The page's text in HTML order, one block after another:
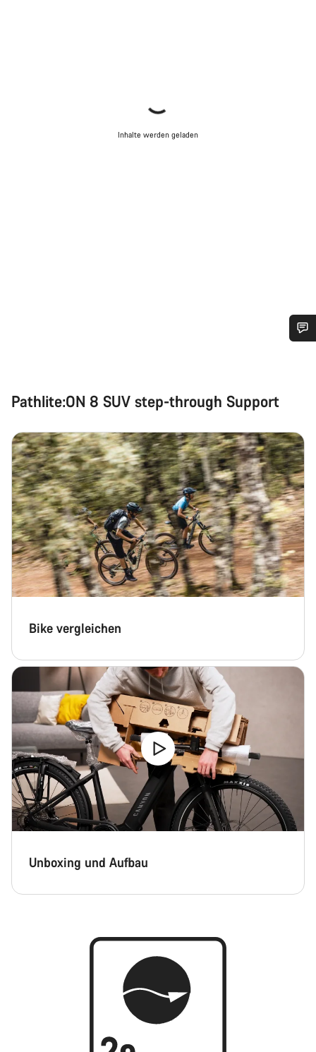
Inhalte werden geladen
Pathlite:ON 8 SUV step-through Support
Bike vergleichen
Unboxing und Aufbau
Unsere Experten stehen dir jetzt im Chat zur Verfügung.
Chat starten
Schließen